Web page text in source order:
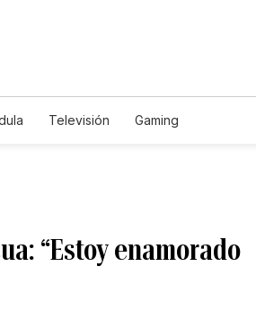
Televisión Gaming
“Estoy enamorado